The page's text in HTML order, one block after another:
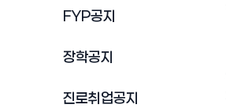
FYP공지
장학공지
진로취업공지